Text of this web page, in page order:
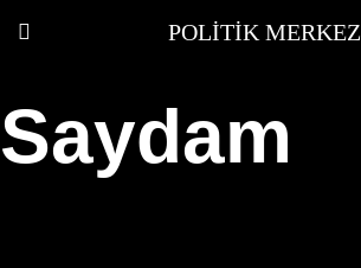
POLITIK MERKEZ
Saydam